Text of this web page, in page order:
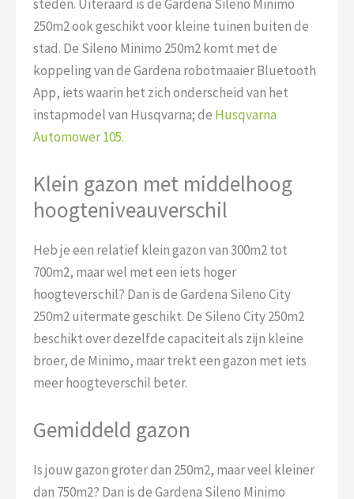
steden. Uiteraard is de Gardena Sileno Minimo
250m2 ook geschikt voor kleine tuinen buiten de
stad. De Sileno Minimo 250m2 komt met de
koppeling van de Gardena robotmaaier Bluetooth
App, iets waarin het zich onderscheid van het
instapmodel van Husqvarna; de Husqvarna
Automower 105.
Klein gazon met middelhoog
hoogteniveauverschil
Heb je een relatief klein gazon van 300m2 tot
700m2, maar wel met een iets hoger
hoogteverschil? Dan is de Gardena Sileno City
250m2 uitermate geschikt. De Sileno City 250m2
beschikt over dezelfde capaciteit als zijn kleine
broer, de Minimo, maar trekt een gazon met iets
meer hoogteverschil beter.
Gemiddeld gazon
Is jouw gazon groter dan 250m2, maar veel kleiner
dan 750m2? Dan is de Gardena Sileno Minimo